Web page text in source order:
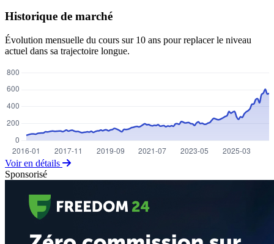
Historique de marché
Évolution mensuelle du cours sur 10 ans pour replacer le niveau
actuel dans sa trajectoire longue.
Voir en détails
Sponsorisé